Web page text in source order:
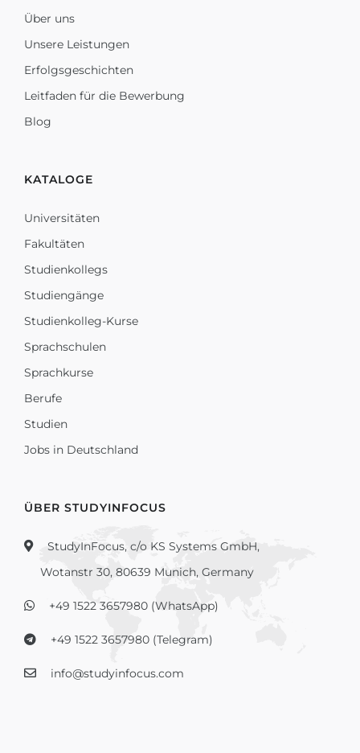
Über uns
Unsere Leistungen
Erfolgsgeschichten
Leitfaden für die Bewerbung
Blog
KATALOGE
Universitäten
Fakultäten
Studienkollegs
Studiengänge
Studienkolleg-Kurse
Sprachschulen
Sprachkurse
Berufe
Studien
Jobs in Deutschland
ÜBER STUDYINFOCUS
StudyInFocus, c/o KS Systems GmbH,
Wotanstr 30, 80639 Munich, Germany
+49 1522 3657980 (WhatsApp)
+49 1522 3657980 (Telegram)
info@studyinfocus.com